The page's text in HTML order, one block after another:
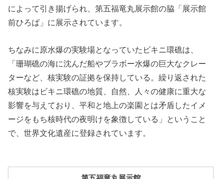
によって引き揚げられ、第五福竜丸展示館の脇「展示館
前ひろば」に展示されています。
ちなみに原水爆の実験場となっていたビキニ環礁は、
「珊瑚礁の海に沈んだ船やブラボー水爆の巨大なクレー
ターなど、核実験の証拠を保持している。繰り返された
核実験はビキニ環礁の地質、自然、人々の健康に重大な
影響を与えており、平和と地上の楽園とは矛盾したイメ
ージをもち核時代の夜明けを象徴している」ということ
で、世界文化遺産に登録されています。